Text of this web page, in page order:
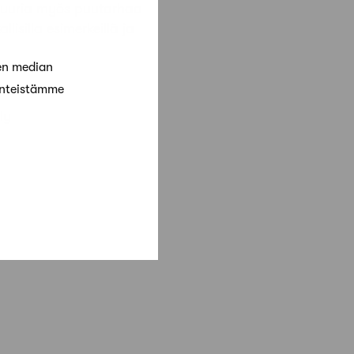
median
myös puutarhaa
esimerkeillä ja